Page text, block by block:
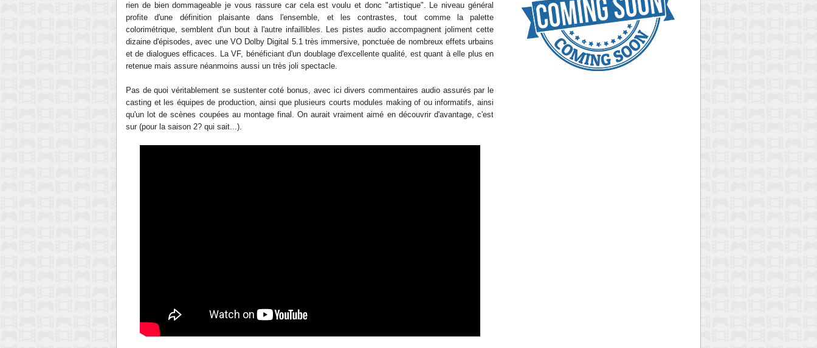
rien de bien dommageable je vous rassure car cela est voulu et donc "artistique". Le niveau général
profite d'une définition plaisante dans l'ensemble, et les contrastes, tout comme la palette
colorimétrique, semblent d'un bout à l'autre infaillibles. Les pistes audio accompagnent joliment cette
dizaine d'épisodes, avec une VO Dolby Digital 5.1 très immersive, ponctuée de nombreux effets urbains
et de dialogues efficaces. La VF, bénéficiant d'un doublage d'excellente qualité, est quant à elle plus en
retenue mais assure néanmoins aussi un très joli spectacle.
Pas de quoi véritablement se sustenter coté bonus, avec ici divers commentaires audio assurés par le
casting et les équipes de production, ainsi que plusieurs courts modules making of ou informatifs, ainsi
qu'un lot de scènes coupées au montage final. On aurait vraiment aimé en découvrir d'avantage, c'est
sur (pour la saison 2? qui sait...).